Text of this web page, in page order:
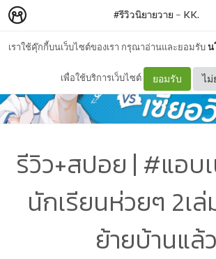
เราใช้คุ๊กกี้บนเว็บไซต์ของเรา กรุณาอ่านและยอมรับน
เพื่อใช้บริการเว็บไซต์ ยอมรับ ไม่
#รีวิวนิยายวาย – KK.
รีวิว+สปอย | #แอบ
นักเรียนห่วยๆ 2เ
ย้ายบ้านแล้ว